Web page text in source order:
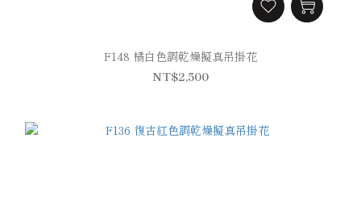
F148 橘白色調乾燥擬真吊掛花
NT$2,500